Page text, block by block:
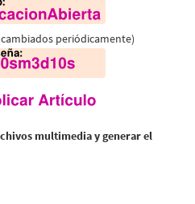
periódicamente)
multimedia y generar el